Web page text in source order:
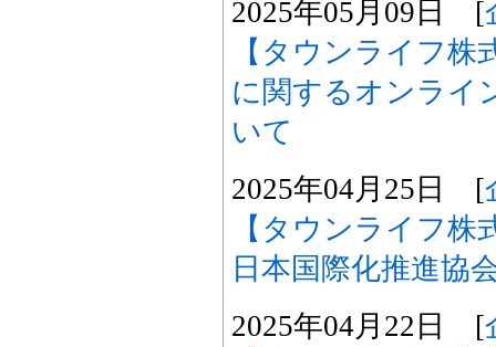
2025年05月09日 [
【タウンライフ
に関するオンライ
いて
2025年04月25日 [
【タウンライフ株
日本国際化推進協
2025年04月22日 [